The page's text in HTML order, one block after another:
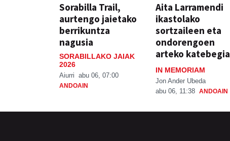
Sorabilla Trail,
aurtengo jaietako
berrikuntza
nagusia
SORABILLAKO JAIAK
2026
Aiurri abu 06, 07:00
ANDOAIN
Aita Larramendi
ikastolako
sortzaileen eta
ondorengoen
arteko katebegia
IN MEMORIAM
Jon Ander Ubeda
abu 06, 11:38 ANDOAIN